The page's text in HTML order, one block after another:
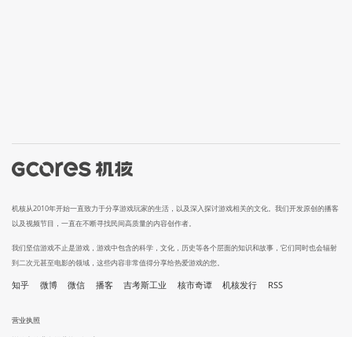
机核从2010年开始一直致力于分享游戏玩家的生活，以及深入探讨游戏相关的文化。我们开发原创的播客
以及视频节目，一直在不断寻找民间高质量的内容创作者。
我们坚信游戏不止是游戏，游戏中包含的科学，文化，历史等各个层面的知识和故事，它们同时也会辐射
到二次元甚至电影的领域，这些内容非常值得分享给热爱游戏的您。
知乎 微博 微信 播客 吉考斯工业 核市奇谭 机核发行 RSS
营业执照